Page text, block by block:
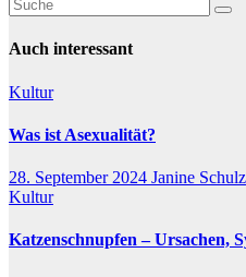
Auch interessant
Kultur
Was ist Asexualität?
28. September 2024 Janine Schulz
Kultur
Katzenschnupfen – Ursachen,